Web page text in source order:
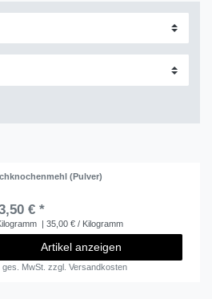
(Pulver)
€ *
| 35,00 € / Kilogramm
Artikel anzeigen
ges. MwSt. zzgl.Versandkosten